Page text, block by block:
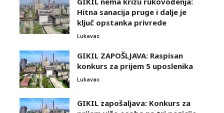
Hitna sanacija pruge i dalje je
ključ opstanka privrede
Lukavac
GIKIL ZAPOŠLJAVA: Raspisan
konkurs za prijem 5 uposlenika
Lukavac
GIKIL zapošaljava: Konkurs za